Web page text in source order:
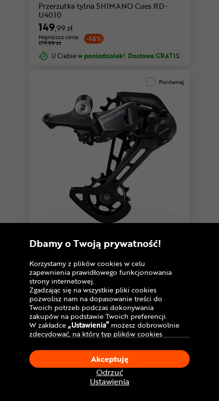
Przerzutka tylna SHIMANO Cues RD-
U4010
149,99 zł
-16%
Najniższa cena:
179,99 zł
U Ciebiew poniedziałek! Dostawa GRATIS
Porównaj
Przerzutka tylna SHIMANO Deore RD-
M6100
149,99 zł
Cena katalogowa:
226 zł
U Ciebiew poniedziałek! Dostawa GRATIS
Dostępny również stacjonarnie
Sprawdź dostępność w salonach
Porównaj
Dbamy o Twoją prywatność!
Korzystamy z plików cookies w celu
zapewnienia prawidłowego funkcjonowania
strony internetowej.
Zgadzając się na wszystkie pliki cookies
pozwolisz nam na dopasowanie treści do
Twoich potrzeb podczas dokonywania
zakupów na podstawie Twoich preferencji.
W zakładce„Ustawienia” możesz dobrowolnie
zdecydować, na który typ plików cookies
Klikając„Akceptuję”, wyrażasz zgodę na
stosowanie ciasteczek zgodnie z ustawieniami
Twojej przeglądarki.
W dowolnym momencie, możesz dokonać
zmiany swojego wyboru klikając opcję
Ustawienia
Odrzuć
Akceptuję